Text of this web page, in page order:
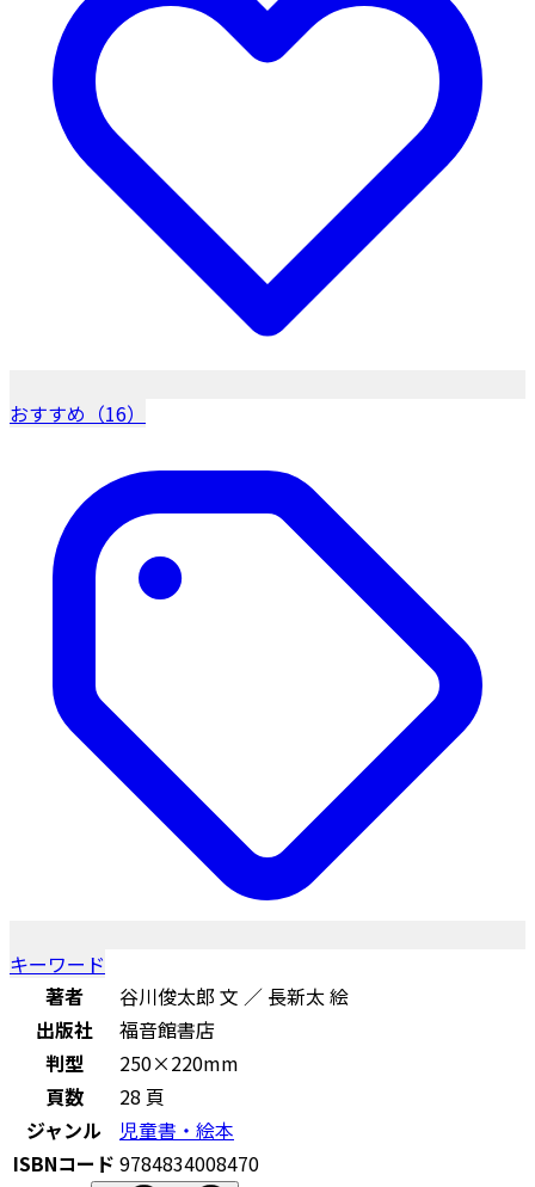
おすすめ（16）
キーワード
著者
谷川俊太郎 文 ／ 長新太 絵
出版社
福音館書店
判型
250×220mm
頁数
28 頁
ジャンル
児童書・絵本
ISBNコード 9784834008470